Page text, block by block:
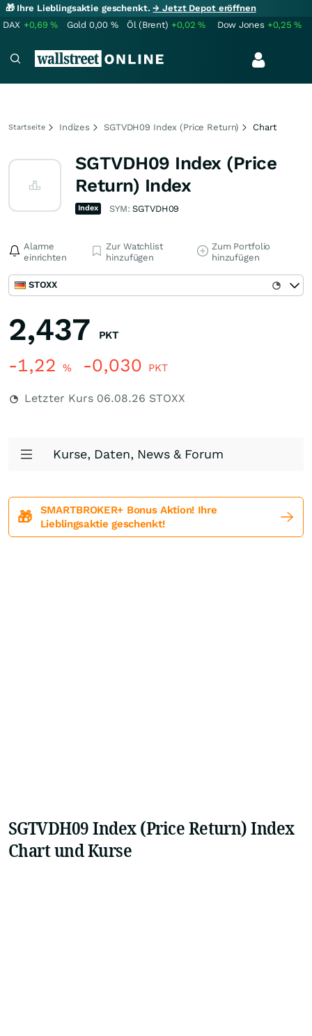
🎁 Ihre Lieblingsaktie geschenkt.→ Jetzt Depot eröffnen
DAX +0,69% Gold 0,00 % Öl (Brent) +0,02% Dow Jones +0,25%
Startseite Indizes SGTVDH09 Index (Price Return) Chart
SGTVDH09 Index (Price
Return) Index
Index SYM:SGTVDH09
Alarme
einrichten
Zur Watchlist
hinzufügen
Zum Portfolio
hinzufügen
STOXX
2,437 PKT
-1,22 % -0,030 PKT
Letzter Kurs 06.08.26 STOXX
Kurse, Daten, News & Forum
🎁
SMARTBROKER+ Bonus Aktion! Ihre
Lieblingsaktie geschenkt!
SGTVDH09 Index (Price Return) Index
Chart und Kurse